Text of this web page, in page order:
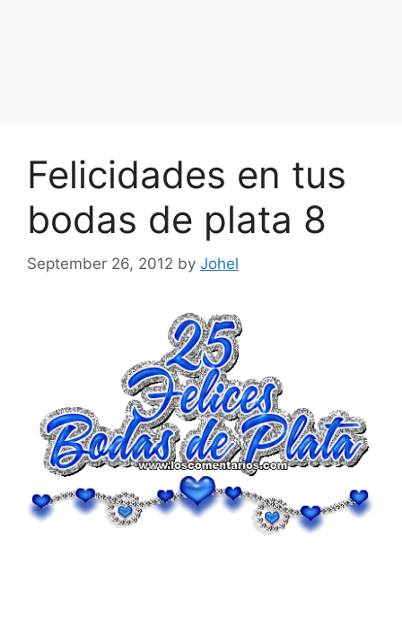
Felicidades en tus
bodas de plata 8
September 26, 2012 by Johel